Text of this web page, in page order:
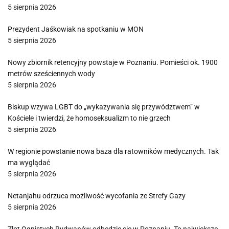
5 sierpnia 2026
Prezydent Jaśkowiak na spotkaniu w MON
5 sierpnia 2026
Nowy zbiornik retencyjny powstaje w Poznaniu. Pomieści ok. 1900
metrów sześciennych wody
5 sierpnia 2026
Biskup wzywa LGBT do „wykazywania się przywództwem” w
Kościele i twierdzi, że homoseksualizm to nie grzech
5 sierpnia 2026
W regionie powstanie nowa baza dla ratowników medycznych. Tak
ma wyglądać
5 sierpnia 2026
Netanjahu odrzuca możliwość wycofania ze Strefy Gazy
5 sierpnia 2026